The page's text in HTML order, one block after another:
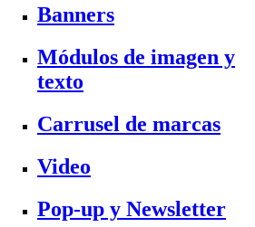
Banners
Módulos de imagen y
texto
Carrusel de marcas
Video
Pop-up y Newsletter